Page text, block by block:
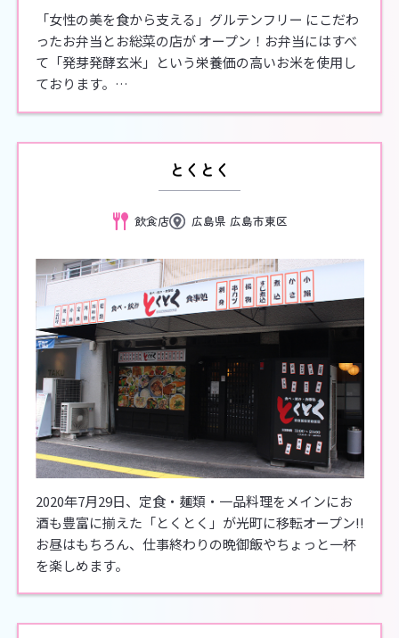
「女性の美を食から支える」グルテンフリー にこだわ
ったお弁当とお総菜の店が オープン！お弁当にはすべ
て「発芽発酵玄米」という栄養価の高いお米を使用し
ております。…
とくとく
飲食店 広島県 広島市東区
2020年7月29日、定食・麺類・一品料理をメインにお
酒も豊富に揃えた「とくとく」が光町に移転オープン!!
お昼はもちろん、仕事終わりの晩御飯やちょっと一杯
を楽しめます。